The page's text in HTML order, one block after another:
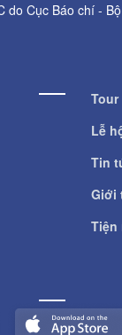
do Cục Báo chí -
Tour
Lễ
Tin
Giới
Tiện